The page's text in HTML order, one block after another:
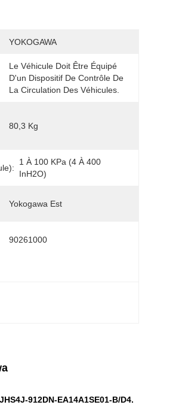
YOKOGAWA
Le Véhicule Doit Être Équipé
D'un Dispositif De Contrôle De
La Circulation Des Véhicules.
80,3 Kg
1 À 100 KPa (4 À 400
InH2O)
Yokogawa Est
90261000
912DN-EA14A1SE01-B/D4.